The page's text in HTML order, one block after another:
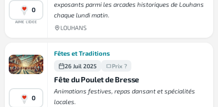
0
AIME L'IDEE
exposants parmi les arcades historiques de Louhans
chaque lundi matin.
LOUHANS
0
Fêtes et Traditions
26 Juil 2025 Prix ?
Fête du Poulet de Bresse
Animations festives, repas dansant et spécialités
locales.